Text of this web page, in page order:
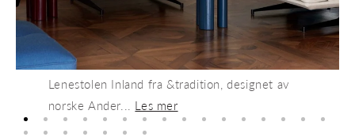
Lenestolen Inland fra &tradition, designet av
norske Ander... Les mer